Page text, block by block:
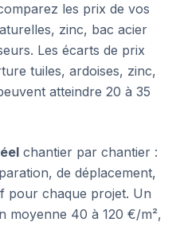
les prix de vos
zinc, bac acier
Les écarts de prix
tuiles, ardoises, zinc,
atteindre 20 à 35
chantier par chantier :
de déplacement,
pour chaque projet. Un
moyenne 40 à 120 €/m²,